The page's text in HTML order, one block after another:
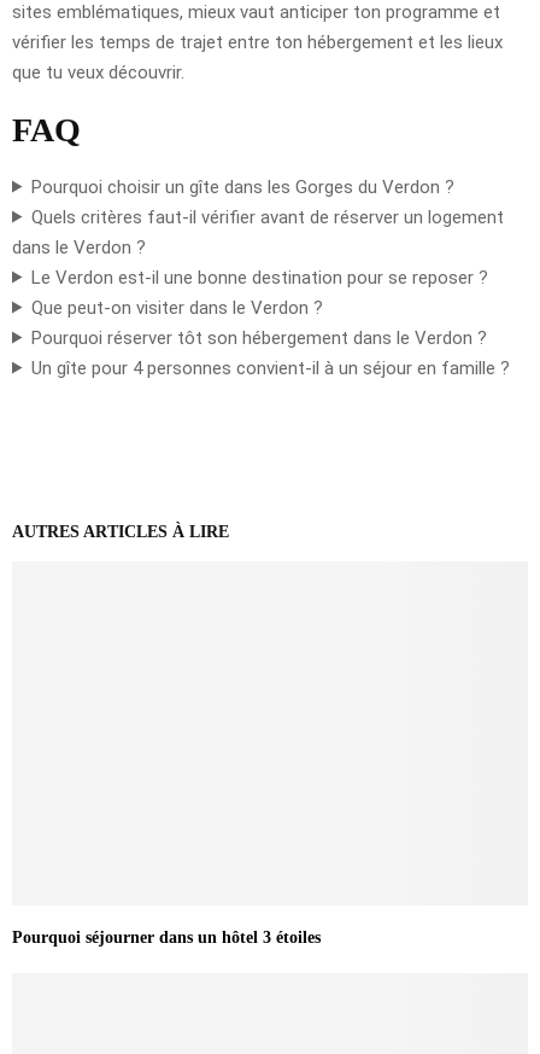
sites emblématiques, mieux vaut anticiper ton programme et
vérifier les temps de trajet entre ton hébergement et les lieux
que tu veux découvrir.
FAQ
Pourquoi choisir un gîte dans les Gorges du Verdon ?
Quels critères faut-il vérifier avant de réserver un logement
dans le Verdon ?
Le Verdon est-il une bonne destination pour se reposer ?
Que peut-on visiter dans le Verdon ?
Pourquoi réserver tôt son hébergement dans le Verdon ?
Un gîte pour 4 personnes convient-il à un séjour en famille ?
AUTRES ARTICLES À LIRE
Pourquoi séjourner dans un hôtel 3 étoiles